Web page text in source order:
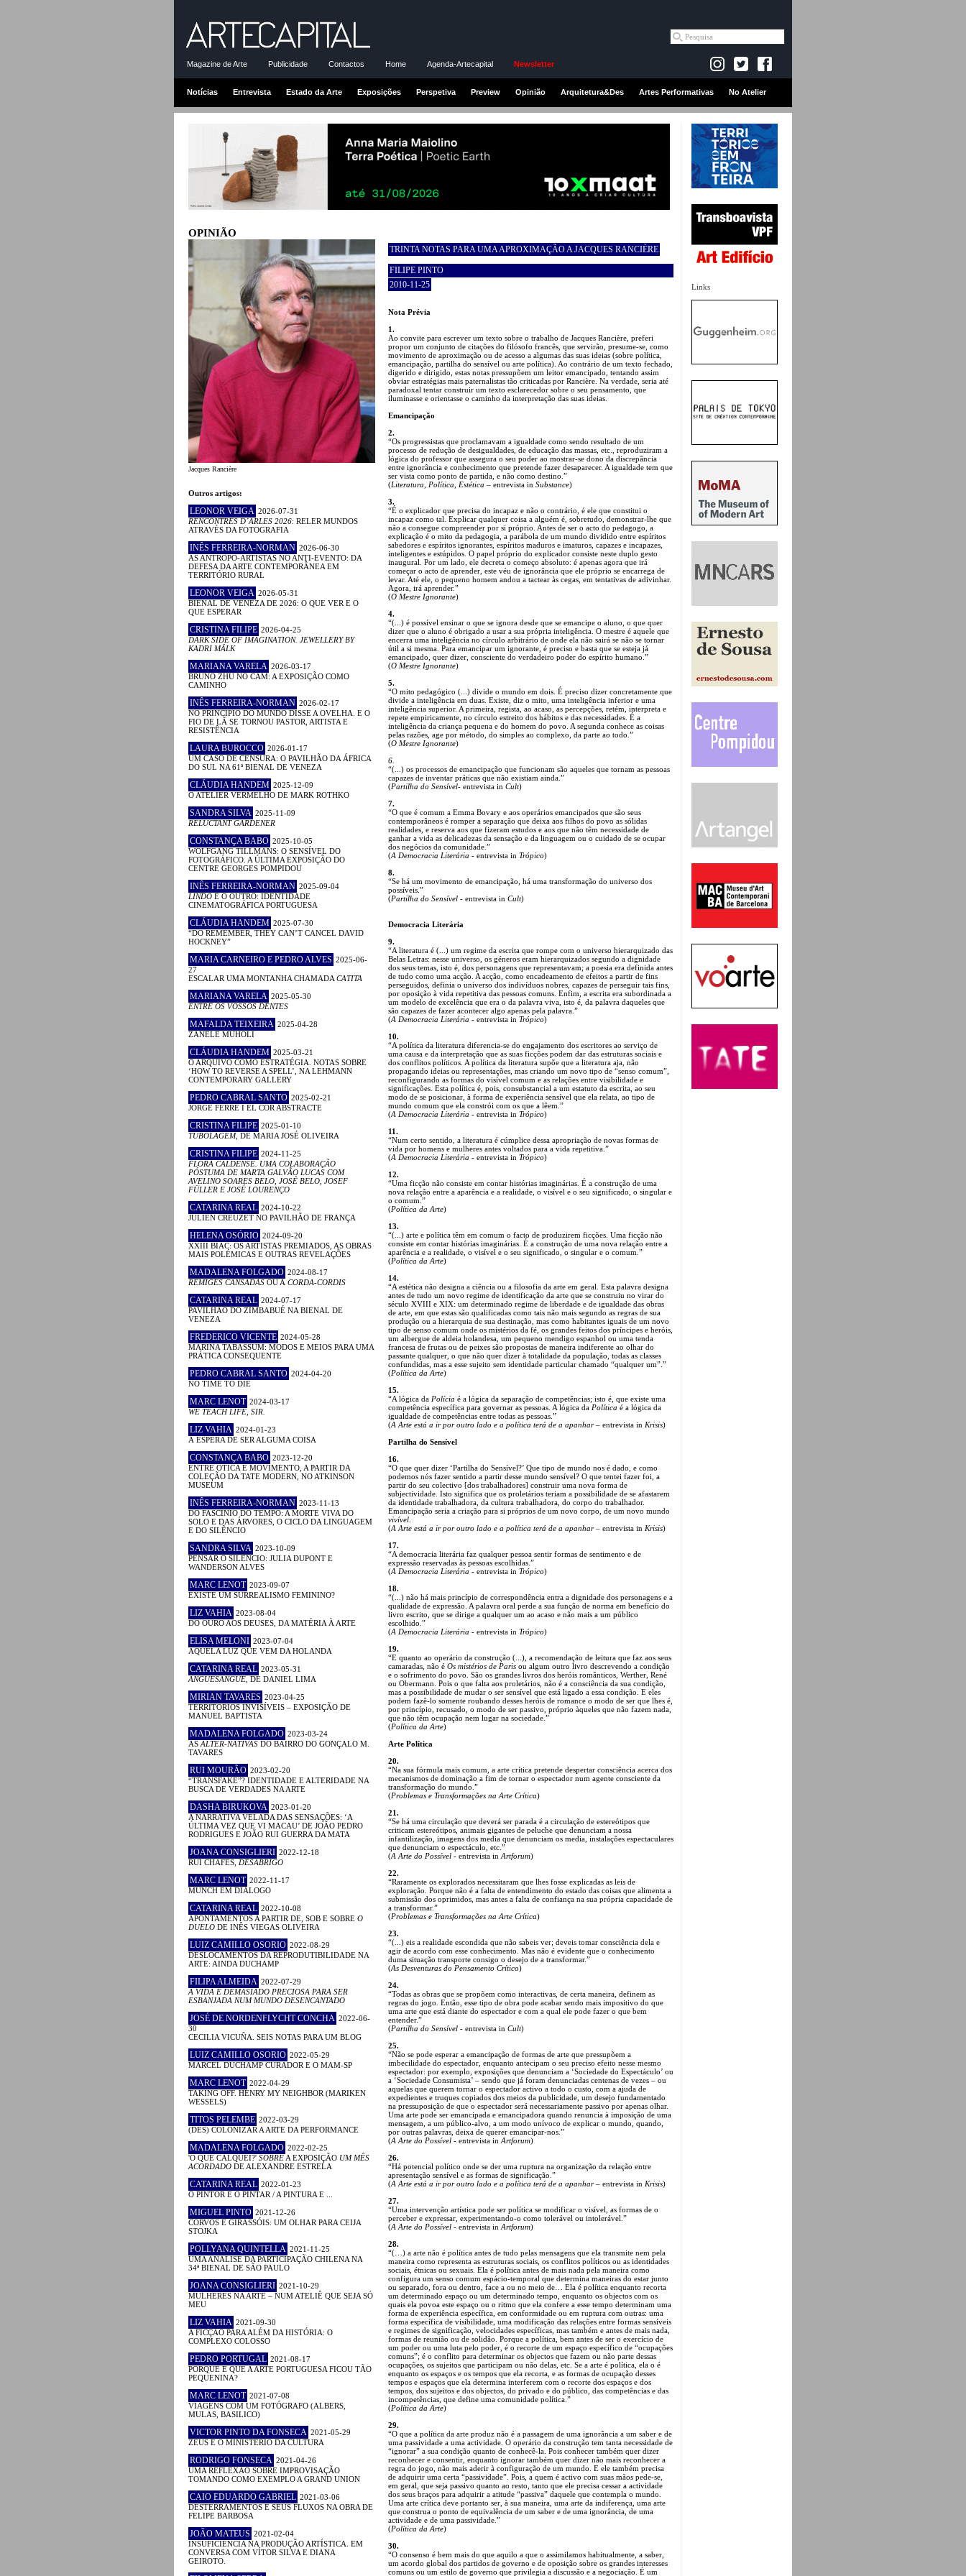
Magazine de Arte Publicidade Contactos Home Agenda-Artecapital Newsletter
Notícias Entrevista Estado da Arte Exposições Perspetiva Preview Opinião Arquitetura&Des Artes Performativas No Atelier
Links
OPINIÃO
Jacques Rancière
Outros artigos:
LEONOR VEIGA 2026-07-31
RENCONTRES D´ARLES 2026: RELER MUNDOS
ATRAVÉS DA FOTOGRAFIA
INÊS FERREIRA-NORMAN 2026-06-30
AS ANTROPO-ARTISTAS NO ANTI-EVENTO: DA
DEFESA DA ARTE CONTEMPORÂNEA EM
TERRITÓRIO RURAL
LEONOR VEIGA 2026-05-31
BIENAL DE VENEZA DE 2026: O QUE VER E O
QUE ESPERAR
CRISTINA FILIPE 2026-04-25
DARK SIDE OF IMAGINATION. JEWELLERY BY
KADRI MÄLK
MARIANA VARELA 2026-03-17
BRUNO ZHU NO CAM: A EXPOSIÇÃO COMO
CAMINHO
INÊS FERREIRA-NORMAN 2026-02-17
NO PRINCÍPIO DO MUNDO DISSE A OVELHA. E O
FIO DE LÃ SE TORNOU PASTOR, ARTISTA E
RESISTÊNCIA
LAURA BUROCCO 2026-01-17
UM CASO DE CENSURA: O PAVILHÃO DA ÁFRICA
DO SUL NA 61ª BIENAL DE VENEZA
CLÁUDIA HANDEM 2025-12-09
O ATELIER VERMELHO DE MARK ROTHKO
SANDRA SILVA 2025-11-09
RELUCTANT GARDENER
CONSTANÇA BABO 2025-10-05
WOLFGANG TILLMANS: O SENSÍVEL DO
FOTOGRÁFICO. A ÚLTIMA EXPOSIÇÃO DO
CENTRE GEORGES POMPIDOU
INÊS FERREIRA-NORMAN 2025-09-04
LINDO E O OUTRO: IDENTIDADE
CINEMATOGRÁFICA PORTUGUESA
CLÁUDIA HANDEM 2025-07-30
“DO REMEMBER, THEY CAN’T CANCEL DAVID
HOCKNEY”
MARIA CARNEIRO E PEDRO ALVES 2025-06-
27
ESCALAR UMA MONTANHA CHAMADA CATITA
MARIANA VARELA 2025-05-30
ENTRE OS VOSSOS DENTES
MAFALDA TEIXEIRA 2025-04-28
ZANELE MUHOLI
CLÁUDIA HANDEM 2025-03-21
O ARQUIVO COMO ESTRATÉGIA. NOTAS SOBRE
‘HOW TO REVERSE A SPELL’, NA LEHMANN
CONTEMPORARY GALLERY
PEDRO CABRAL SANTO 2025-02-21
JORGE FERRÉ I EL COR ABSTRACTE
CRISTINA FILIPE 2025-01-10
TUBOLAGEM, DE MARIA JOSÉ OLIVEIRA
CRISTINA FILIPE 2024-11-25
FLORA CALDENSE. UMA COLABORAÇÃO
PÓSTUMA DE MARTA GALVÃO LUCAS COM
AVELINO SOARES BELO, JOSÉ BELO, JOSEF
FÜLLER E JOSÉ LOURENÇO
CATARINA REAL 2024-10-22
JULIEN CREUZET NO PAVILHÃO DE FRANÇA
HELENA OSÓRIO 2024-09-20
XXIII BIAC: OS ARTISTAS PREMIADOS, AS OBRAS
MAIS POLÉMICAS E OUTRAS REVELAÇÕES
MADALENA FOLGADO 2024-08-17
RÉMIGES CANSADAS OU A CORDA-CORDIS
CATARINA REAL 2024-07-17
PAVILHÃO DO ZIMBABUÉ NA BIENAL DE
VENEZA
FREDERICO VICENTE 2024-05-28
MARINA TABASSUM: MODOS E MEIOS PARA UMA
PRÁTICA CONSEQUENTE
PEDRO CABRAL SANTO 2024-04-20
NO TIME TO DIE
MARC LENOT 2024-03-17
WE TEACH LIFE, SIR.
LIZ VAHIA 2024-01-23
À ESPERA DE SER ALGUMA COISA
CONSTANÇA BABO 2023-12-20
ENTRE ÓTICA E MOVIMENTO, A PARTIR DA
COLEÇÃO DA TATE MODERN, NO ATKINSON
MUSEUM
INÊS FERREIRA-NORMAN 2023-11-13
DO FASCÍNIO DO TEMPO: A MORTE VIVA DO
SOLO E DAS ÁRVORES, O CICLO DA LINGUAGEM
E DO SILÊNCIO
SANDRA SILVA 2023-10-09
PENSAR O SILÊNCIO: JULIA DUPONT E
WANDERSON ALVES
MARC LENOT 2023-09-07
EXISTE UM SURREALISMO FEMININO?
LIZ VAHIA 2023-08-04
DO OURO AOS DEUSES, DA MATÉRIA À ARTE
ELISA MELONI 2023-07-04
AQUELA LUZ QUE VEM DA HOLANDA
CATARINA REAL 2023-05-31
ANGUESÂNGUE , DE DANIEL LIMA
MIRIAN TAVARES 2023-04-25
TERRITÓRIOS INVISÍVEIS – EXPOSIÇÃO DE
MANUEL BAPTISTA
MADALENA FOLGADO 2023-03-24
AS ALTER-NATIVAS DO BAIRRO DO GONÇALO M.
TAVARES
RUI MOURÃO 2023-02-20
“TRANSFAKE”? IDENTIDADE E ALTERIDADE NA
BUSCA DE VERDADES NA ARTE
DASHA BIRUKOVA 2023-01-20
A NARRATIVA VELADA DAS SENSAÇÕES: ‘A
ÚLTIMA VEZ QUE VI MACAU’ DE JOÃO PEDRO
RODRIGUES E JOÃO RUI GUERRA DA MATA
JOANA CONSIGLIERI 2022-12-18
RUI CHAFES, DESABRIGO
MARC LENOT 2022-11-17
MUNCH EM DIÁLOGO
CATARINA REAL 2022-10-08
APONTAMENTOS A PARTIR DE, SOB E SOBRE O
DUELO DE INÊS VIEGAS OLIVEIRA
LUIZ CAMILLO OSORIO 2022-08-29
DESLOCAMENTOS DA REPRODUTIBILIDADE NA
ARTE: AINDA DUCHAMP
FILIPA ALMEIDA 2022-07-29
A VIDA É DEMASIADO PRECIOSA PARA SER
ESBANJADA NUM MUNDO DESENCANTADO
JOSÉ DE NORDENFLYCHT CONCHA 2022-06-
30
CECILIA VICUÑA. SEIS NOTAS PARA UM BLOG
LUIZ CAMILLO OSORIO 2022-05-29
MARCEL DUCHAMP CURADOR E O MAM-SP
MARC LENOT 2022-04-29
TAKING OFF. HENRY MY NEIGHBOR (MARIKEN
WESSELS)
TITOS PELEMBE 2022-03-29
(DES) COLONIZAR A ARTE DA PERFORMANCE
MADALENA FOLGADO 2022-02-25
'O QUE CALQUEI?' SOBRE A EXPOSIÇÃO UM MÊS
ACORDADO DE ALEXANDRE ESTRELA
CATARINA REAL 2022-01-23
O PINTOR E O PINTAR / A PINTURA E ...
MIGUEL PINTO 2021-12-26
CORVOS E GIRASSÓIS: UM OLHAR PARA CEIJA
STOJKA
POLLYANA QUINTELLA 2021-11-25
UMA ANÁLISE DA PARTICIPAÇÃO CHILENA NA
34ª BIENAL DE SÃO PAULO
JOANA CONSIGLIERI 2021-10-29
MULHERES NA ARTE – NUM ATELIÊ QUE SEJA SÓ
MEU
LIZ VAHIA 2021-09-30
A FICÇÃO PARA ALÉM DA HISTÓRIA: O
COMPLEXO COLOSSO
PEDRO PORTUGAL 2021-08-17
PORQUE É QUE A ARTE PORTUGUESA FICOU TÃO
PEQUENINA?
MARC LENOT 2021-07-08
VIAGENS COM UM FOTÓGRAFO (ALBERS,
MULAS, BASILICO)
VICTOR PINTO DA FONSECA 2021-05-29
ZEUS E O MINISTÉRIO DA CULTURA
RODRIGO FONSECA 2021-04-26
UMA REFLEXÃO SOBRE IMPROVISAÇÃO
TOMANDO COMO EXEMPLO A GRAND UNION
CAIO EDUARDO GABRIEL 2021-03-06
DESTERRAMENTOS E SEUS FLUXOS NA OBRA DE
FELIPE BARBOSA
JOÃO MATEUS 2021-02-04
INSUFICIÊNCIA NA PRODUÇÃO ARTÍSTICA. EM
CONVERSA COM VÍTOR SILVA E DIANA
GEIROTO.
TRINTA NOTAS PARA UMA APROXIMAÇÃO A JACQUES RANCIÈRE
FILIPE PINTO
2010-11-25
Nota Prévia
1.
Ao convite para escrever um texto sobre o trabalho de Jacques Rancière, preferi
propor um conjunto de citações do filósofo francês, que servirão, presume-se, como
movimento de aproximação ou de acesso a algumas das suas ideias (sobre política,
emancipação, partilha do sensível ou arte política). Ao contrário de um texto fechado,
digerido e dirigido, estas notas pressupõem um leitor emancipado, tentando assim
obviar estratégias mais paternalistas tão criticadas por Rancière. Na verdade, seria até
paradoxal tentar construir um texto esclarecedor sobre o seu pensamento, que
iluminasse e orientasse o caminho da interpretação das suas ideias.
Emancipação
2.
“Os progressistas que proclamavam a igualdade como sendo resultado de um
processo de redução de desigualdades, de educação das massas, etc., reproduziram a
lógica do professor que assegura o seu poder ao mostrar-se dono da discrepância
entre ignorância e conhecimento que pretende fazer desaparecer. A igualdade tem que
ser vista como ponto de partida, e não como destino.”
(Literatura, Política, Estética – entrevista in Substance)
3.
“É o explicador que precisa do incapaz e não o contrário, é ele que constitui o
incapaz como tal. Explicar qualquer coisa a alguém é, sobretudo, demonstrar-lhe que
não a consegue compreender por si próprio. Antes de ser o acto do pedagogo, a
explicação é o mito da pedagogia, a parábola de um mundo dividido entre espíritos
sabedores e espíritos ignorantes, espíritos maduros e imaturos, capazes e incapazes,
inteligentes e estúpidos. O papel próprio do explicador consiste neste duplo gesto
inaugural. Por um lado, ele decreta o começo absoluto: é apenas agora que irá
começar o acto de aprender, este véu de ignorância que ele próprio se encarrega de
levar. Até ele, o pequeno homem andou a tactear às cegas, em tentativas de adivinhar.
Agora, irá aprender.”
(O Mestre Ignorante)
4.
“(...) é possível ensinar o que se ignora desde que se emancipe o aluno, o que quer
dizer que o aluno é obrigado a usar a sua própria inteligência. O mestre é aquele que
encerra uma inteligência no círculo arbitrário de onde ela não sairá se não se tornar
útil a si mesma. Para emancipar um ignorante, é preciso e basta que se esteja já
emancipado, quer dizer, consciente do verdadeiro poder do espírito humano.”
(O Mestre Ignorante)
5.
“O mito pedagógico (...) divide o mundo em dois. É preciso dizer concretamente que
divide a inteligência em duas. Existe, diz o mito, uma inteligência inferior e uma
inteligência superior. A primeira, regista, ao acaso, as percepções, retém, interpreta e
repete empiricamente, no círculo estreito dos hábitos e das necessidades. É a
inteligência da criança pequena e do homem do povo. A segunda conhece as coisas
pelas razões, age por método, do simples ao complexo, da parte ao todo.”
(O Mestre Ignorante)
6.
“(...) os processos de emancipação que funcionam são aqueles que tornam as pessoas
capazes de inventar práticas que não existiam ainda.”
(Partilha do Sensível- entrevista in Cult)
7.
“O que é comum a Emma Bovary e aos operários emancipados que são seus
contemporâneos é romper a separação que deixa aos filhos do povo as sólidas
realidades, e reserva aos que fizeram estudos e aos que não têm necessidade de
ganhar a vida as delicadezas da sensação e da linguagem ou o cuidado de se ocupar
dos negócios da comunidade.”
(A Democracia Literária - entrevista in Trópico)
8.
“Se há um movimento de emancipação, há uma transformação do universo dos
possíveis.”
(Partilha do Sensível - entrevista in Cult)
Democracia Literária
9.
“A literatura é (...) um regime da escrita que rompe com o universo hierarquizado das
Belas Letras: nesse universo, os géneros eram hierarquizados segundo a dignidade
dos seus temas, isto é, dos personagens que representavam; a poesia era definida antes
de tudo como uma acção. A acção, como encadeamento de efeitos a partir de fins
perseguidos, definia o universo dos indivíduos nobres, capazes de perseguir tais fins,
por oposição à vida repetitiva das pessoas comuns. Enfim, a escrita era subordinada a
um modelo de excelência que era o da palavra viva, isto é, da palavra daqueles que
são capazes de fazer acontecer algo apenas pela palavra.”
(A Democracia Literária - entrevista in Trópico)
10.
“A política da literatura diferencia-se do engajamento dos escritores ao serviço de
uma causa e da interpretação que as suas ficções podem dar das estruturas sociais e
dos conflitos políticos. A política da literatura supõe que a literatura aja, não
propagando ideias ou representações, mas criando um novo tipo de “senso comum”,
reconfigurando as formas do visível comum e as relações entre visibilidade e
significações. Esta política é, pois, consubstancial a um estatuto da escrita, ao seu
modo de se posicionar, à forma de experiência sensível que ela relata, ao tipo de
mundo comum que ela constrói com os que a lêem.”
(A Democracia Literária - entrevista in Trópico)
11.
“Num certo sentido, a literatura é cúmplice dessa apropriação de novas formas de
vida por homens e mulheres antes voltados para a vida repetitiva.”
(A Democracia Literária - entrevista in Trópico)
12.
“Uma ficção não consiste em contar histórias imaginárias. É a construção de uma
nova relação entre a aparência e a realidade, o visível e o seu significado, o singular e
o comum.”
(Política da Arte)
13.
“(...) arte e política têm em comum o facto de produzirem ficções. Uma ficção não
consiste em contar histórias imaginárias. É a construção de uma nova relação entre a
aparência e a realidade, o visível e o seu significado, o singular e o comum.”
(Política da Arte)
14.
“A estética não designa a ciência ou a filosofia da arte em geral. Esta palavra designa
antes de tudo um novo regime de identificação da arte que se construiu no virar do
século XVIII e XIX: um determinado regime de liberdade e de igualdade das obras
de arte, em que estas são qualificadas como tais não mais segundo as regras de sua
produção ou a hierarquia de sua destinação, mas como habitantes iguais de um novo
tipo de senso comum onde os mistérios da fé, os grandes feitos dos príncipes e heróis,
um albergue de aldeia holandesa, um pequeno mendigo espanhol ou uma tenda
francesa de frutas ou de peixes são propostas de maneira indiferente ao olhar do
passante qualquer, o que não quer dizer à totalidade da população, todas as classes
confundidas, mas a esse sujeito sem identidade particular chamado “qualquer um”.”
(Política da Arte)
15.
“A lógica da Polícia é a lógica da separação de competências; isto é, que existe uma
competência específica para governar as pessoas. A lógica da Política é a lógica da
igualdade de competências entre todas as pessoas.”
(A Arte está a ir por outro lado e a política terá de a apanhar– entrevista in Krisis)
Partilha do Sensível
16.
“O que quer dizer ‘Partilha do Sensível?’ Que tipo de mundo nos é dado, e como
podemos nós fazer sentido a partir desse mundo sensível? O que tentei fazer foi, a
partir do seu colectivo [dos trabalhadores] construir uma nova forma de
subjectividade. Isto significa que os proletários teriam a possibilidade de se afastarem
da identidade trabalhadora, da cultura trabalhadora, do corpo do trabalhador.
Emancipação seria a criação para si próprios de um novo corpo, de um novo mundo
vivível
(A Arte está a ir por outro lado e a política terá de a apanhar– entrevista in Krisis)
17.
“A democracia literária faz qualquer pessoa sentir formas de sentimento e de
expressão reservadas às pessoas escolhidas.”
(A Democracia Literária - entrevista in Trópico)
18.
“(...) não há mais princípio de correspondência entra a dignidade dos personagens e a
qualidade de expressão. A palavra oral perde a sua função de norma em benefício do
livro escrito, que se dirige a qualquer um ao acaso e não mais a um público
escolhido.”
(A Democracia Literária - entrevista in Trópico)
19.
“E quanto ao operário da construção (...), a recomendação de leitura que faz aos seus
camaradas, não é Os mistérios de Paris ou algum outro livro descrevendo a condição
e o sofrimento do povo. São os grandes livros dos heróis românticos, Werther, René
ou Obermann. Pois o que falta aos proletários, não é a consciência da sua condição,
mas a possibilidade de mudar o ser sensível que está ligado a essa condição. E eles
podem fazê-lo somente roubando desses heróis de romance o modo de ser que lhes é,
por princípio, recusado, o modo de ser passivo, próprio àqueles que não fazem nada,
que não têm ocupação nem lugar na sociedade.”
(Política da Arte)
Arte Política
20.
“Na sua fórmula mais comum, a arte crítica pretende despertar consciência acerca dos
mecanismos de dominação a fim de tornar o espectador num agente consciente da
transformação do mundo.”
(Problemas e Transformações na Arte Crítica)
21.
“Se há uma circulação que deverá ser parada é a circulação de estereótipos que
criticam estereótipos, animais gigantes de peluche que denunciam a nossa
infantilização, imagens dos media que denunciam os media, instalações espectaculares
que denunciam o espectáculo, etc.”
(A Arte do Possível - entrevista in Artforum)
22.
“Raramente os explorados necessitaram que lhes fosse explicadas as leis de
exploração. Porque não é a falta de entendimento do estado das coisas que alimenta a
submissão dos oprimidos, mas antes a falta de confiança na sua própria capacidade de
a transformar.”
(Problemas e Transformações na Arte Crítica)
23.
“(...) eis a realidade escondida que não sabeis ver; deveis tomar consciência dela e
agir de acordo com esse conhecimento. Mas não é evidente que o conhecimento
duma situação transporte consigo o desejo de a transformar.”
(As Desventuras do Pensamento Crítico)
24.
“Todas as obras que se propõem como interactivas, de certa maneira, definem as
regras do jogo. Então, esse tipo de obra pode acabar sendo mais impositivo do que
uma arte que está diante do espectador e com a qual ele pode fazer o que bem
entender.”
(Partilha do Sensível - entrevista in Cult)
25.
“Não se pode esperar a emancipação de formas de arte que pressupõem a
imbecilidade do espectador, enquanto antecipam o seu preciso efeito nesse mesmo
espectador: por exemplo, exposições que denunciam a ‘Sociedade do Espectáculo’ ou
a ‘Sociedade Consumista’ – sendo que já foram denunciadas centenas de vezes – ou
aquelas que querem tornar o espectador activo a todo o custo, com a ajuda de
expedientes e truques copiados dos meios da publicidade, um desejo fundamentado
na pressuposição de que o espectador será necessariamente passivo por apenas olhar.
Uma arte pode ser emancipada e emancipadora quando renuncia à imposição de uma
mensagem, a um público-alvo, a um modo unívoco de explicar o mundo, quando,
por outras palavras, deixa de querer emancipar-nos.”
(A Arte do Possível - entrevista in Artforum)
26.
“Há potencial político onde se der uma ruptura na organização da relação entre
apresentação sensível e as formas de significação.”
(A Arte está a ir por outro lado e a política terá de a apanhar– entrevista in Krisis)
27.
“Uma intervenção artística pode ser política se modificar o visível, as formas de o
perceber e expressar, experimentando-o como tolerável ou intolerável.”
(A Arte do Possível - entrevista in Artforum)
28.
“(…) a arte não é política antes de tudo pelas mensagens que ela transmite nem pela
maneira como representa as estruturas sociais, os conflitos políticos ou as identidades
sociais, étnicas ou sexuais. Ela é política antes de mais nada pela maneira como
configura um senso comum espácio-temporal que determina maneiras do estar junto
ou separado, fora ou dentro, face a ou no meio de… Ela é política enquanto recorta
um determinado espaço ou um determinado tempo, enquanto os objectos com os
quais ela povoa este espaço ou o ritmo que ela confere a esse tempo determinam uma
forma de experiência específica, em conformidade ou em ruptura com outras: uma
forma específica de visibilidade, uma modificação das relações entre formas sensíveis
e regimes de significação, velocidades específicas, mas também e antes de mais nada,
formas de reunião ou de solidão. Porque a política, bem antes de ser o exercício de
um poder ou uma luta pelo poder, é o recorte de um espaço específico de “ocupações
comuns”; é o conflito para determinar os objectos que fazem ou não parte dessas
ocupações, os sujeitos que participam ou não delas, etc. Se a arte é política, ela o é
enquanto os espaços e os tempos que ela recorta, e as formas de ocupação desses
tempos e espaços que ela determina interferem com o recorte dos espaços e dos
tempos, dos sujeitos e dos objectos, do privado e do público, das competências e das
incompetências, que define uma comunidade política.”
(Política da Arte)
29.
“O que a política da arte produz não é a passagem de uma ignorância a um saber e de
uma passividade a uma actividade. O operário da construção tem tanta necessidade de
“ignorar” a sua condição quanto de conhecê-la. Pois conhecer também quer dizer
reconhecer e consentir, enquanto ignorar também quer dizer não mais reconhecer a
regra do jogo, não mais aderir à configuração de um mundo. E ele também precisa
de adquirir uma certa “passividade”. Pois, a quem é activo com suas mãos pede-se,
em geral, que seja passivo quanto ao resto, tanto que ele precisa cessar a actividade
dos seus braços para adquirir a atitude “passiva” daquele que contempla o mundo.
Uma arte crítica deve portanto ser, à sua maneira, uma arte da indiferença, uma arte
que construa o ponto de equivalência de um saber e de uma ignorância, de uma
actividade e de uma passividade.”
(Política da Arte)
30.
“O consenso é bem mais do que aquilo a que o assimilamos habitualmente, a saber,
um acordo global dos partidos de governo e de oposição sobre os grandes interesses
comuns ou um estilo de governo que privilegia a discussão e a negociação. É um